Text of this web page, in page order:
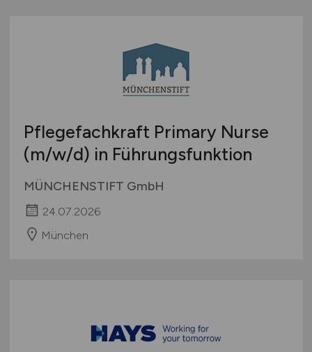
Pflegefachkraft Primary Nurse
(m/w/d) in Führungsfunktion
MÜNCHENSTIFT GmbH
24.07.2026
München